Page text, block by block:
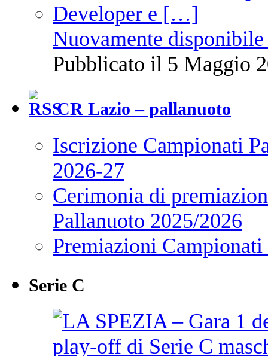
Nuovamente
Pubblicato il 5 Maggio
CR Lazio – pallanuoto
Iscrizione Campionati
2026-27
Cerimonia di
Pallanuoto 2025/2026
Premiazioni
Serie C